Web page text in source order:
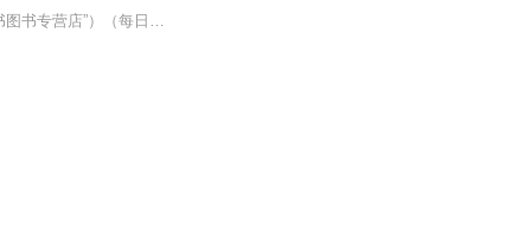
支持点读笔 "点读图书学习"（京东，天猫搜索“麦片小牛顿点读笔”）实体书（京东搜索“盖世童书图书专营店”）（每日更新一本，同步更新其他优质童书，欢迎订阅！！！）...